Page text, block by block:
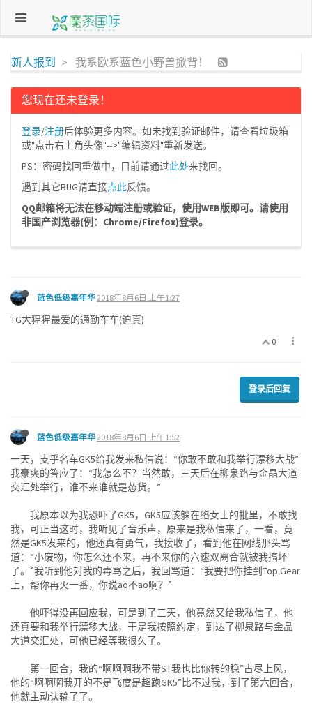
新人报到 我系欧系蓝色小野兽掀背！
您现在还未登录！
登录/注册后体验更多内容。如未找到验证邮件，请查看垃圾箱
或"点击右上角头像"-->"编辑资料"重新发送。
PS：密码找回重做中，目前请通过此处来找回。
遇到其它BUG请直接点此反馈。
QQ邮箱将无法在移动端注册或验证，使用WEB版即可。请使用
非国产浏览器(例：Chrome/Firefox)登录。
蓝色低级嘉年华2018年8月6日 上午1:27
TG大猩猩最爱的通勤车车(迫真)
0
登录后回复
蓝色低级嘉年华2018年8月6日 上午1:52
一天，支乎名车GK5给我发来私信说：“你敢不敢和我举行漂移大战”
我豪爽的答应了：“我怎么不？当然敢，三天后在柳泉路与金晶大道
交汇处举行，谁不来谁就是怂货。”
我原本以为我恐吓了GK5，GK5应该躲在络女士的批里，不敢找
我，可正当这时，我听见了音乐声，原来是我私信来了，一看，竟
然是GK5发来的，他还真有勇气，我接收了，看到他在网线那头骂
道：“小废物，你怎么还不来，再不来你的六速双离合就被我搞坏
了。”我听到他对我的毒骂之后，我回骂道：“我要把你挂到Top Gear
上，帮你再火一番，你说ao不ao啊？”
他吓得没再回应我，可是到了三天，他竟然又给我私信了，他
还真要和我举行漂移大战，于是我按照约定，到达了柳泉路与金晶
大道交汇处，可他已经等我很久了。
第一回合，我的“啊啊啊我不带ST我也比你转的稳”占尽上风，
他的“啊啊啊我开的不是飞度是超跑GK5”比不过我，到了第六回合，
他就主动认输了了。